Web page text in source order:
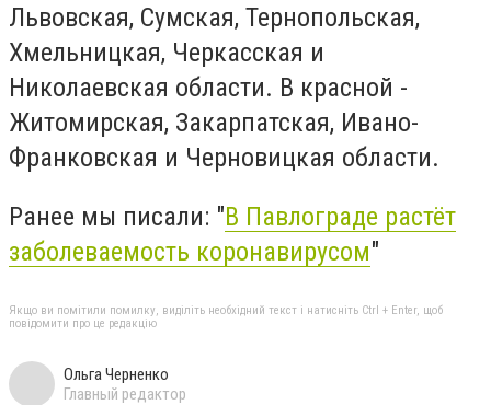
Львовская, Сумская, Тернопольская,
Хмельницкая, Черкасская и
Николаевская области. В красной -
Житомирская, Закарпатская, Ивано-
Франковская и Черновицкая области.
Ранее мы писали: "В Павлограде растёт
заболеваемость коронавирусом"
Якщо ви помітили помилку, виділіть необхідний текст і натисніть Ctrl + Enter, щоб
повідомити про це редакцію
Ольга Черненко
Главный редактор